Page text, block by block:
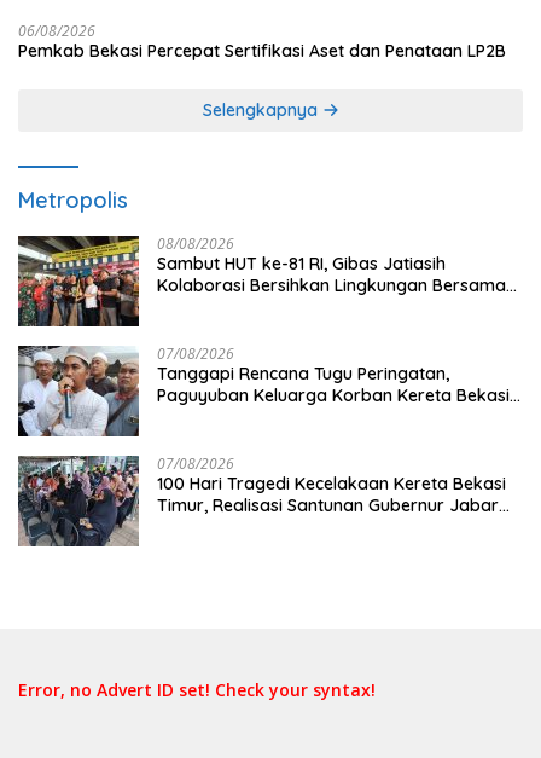
06/08/2026
Pemkab Bekasi Percepat Sertifikasi Aset dan Penataan LP2B
Selengkapnya
Metropolis
08/08/2026
Sambut HUT ke-81 RI, Gibas Jatiasih
Kolaborasi Bersihkan Lingkungan Bersama
07/08/2026
Tanggapi Rencana Tugu Peringatan,
Paguyuban Keluarga Korban Kereta Bekasi
07/08/2026
100 Hari Tragedi Kecelakaan Kereta Bekasi
Timur, Realisasi Santunan Gubernur Jabar
Error, no Advert ID set! Check your syntax!